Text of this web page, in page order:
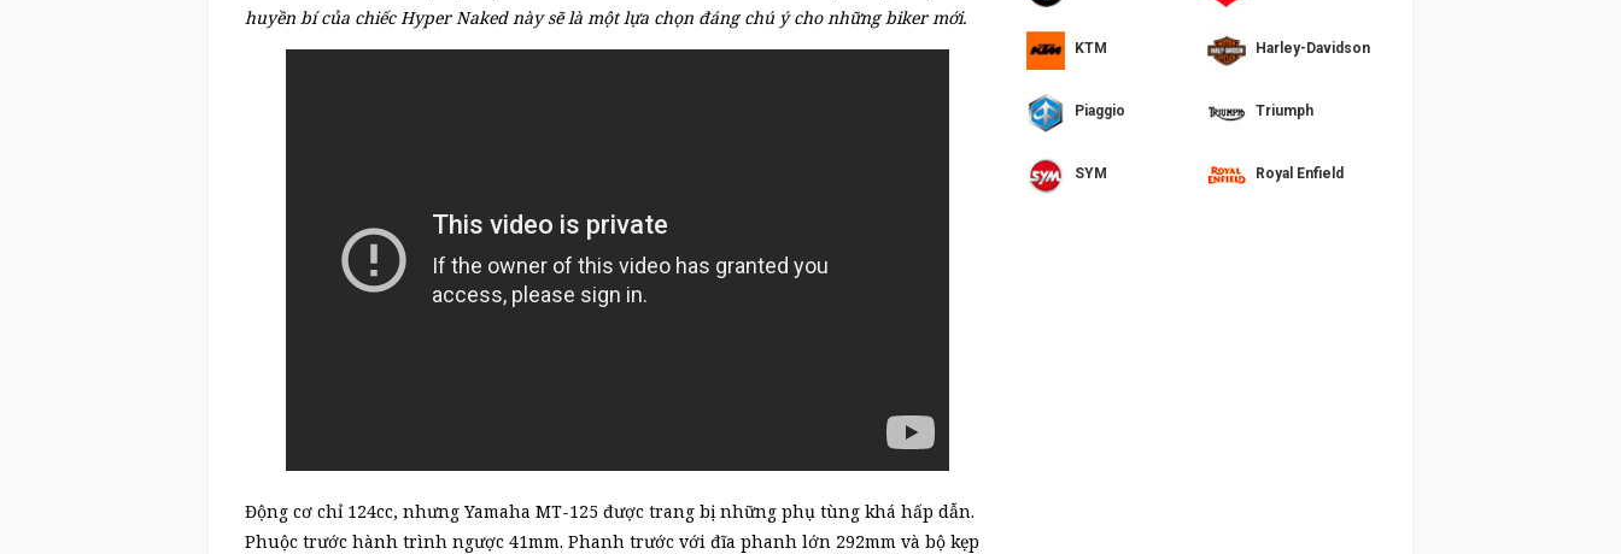
huyền bí của chiếc Hyper Naked này sẽ là một lựa chọn đáng chú ý cho những biker mới.
Động cơ chỉ 124cc, nhưng Yamaha MT-125 được trang bị những phụ tùng khá hấp dẫn.
Phuộc trước hành trình ngược 41mm. Phanh trước với đĩa phanh lớn 292mm và bộ kẹp
KTM Harley-Davidson
Piaggio Triumph
SYM Royal Enfield